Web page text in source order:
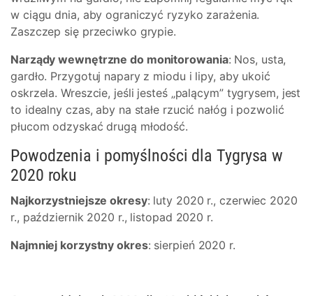
w ciągu dnia, aby ograniczyć ryzyko zarażenia.
Zaszczep się przeciwko grypie.
Narządy wewnętrzne do monitorowania: Nos, usta,
gardło. Przygotuj napary z miodu i lipy, aby ukoić
oskrzela. Wreszcie, jeśli jesteś „palącym” tygrysem, jest
to idealny czas, aby na stałe rzucić nałóg i pozwolić
płucom odzyskać drugą młodość.
Powodzenia i pomyślności dla Tygrysa w
2020 roku
Najkorzystniejsze okresy: luty 2020 r., czerwiec 2020
r., październik 2020 r., listopad 2020 r.
Najmniej korzystny okres: sierpień 2020 r.